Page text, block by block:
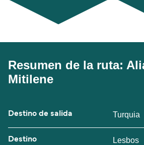
Resumen de la ruta:
Mitilene
Destino de salida Turquia
Destino Lesbos